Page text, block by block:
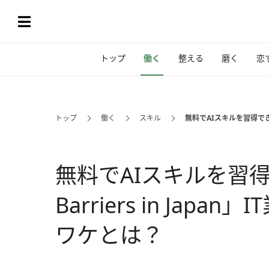
トップ 働く 整える 磨く 恋
トップ 働く スキル 無料でAIスキルを習得
無料でAIスキルを習
Barriers in Japan」
ワケとは？